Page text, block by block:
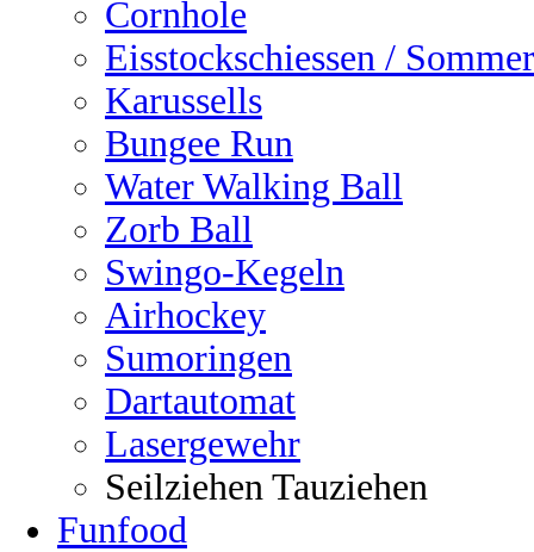
Cornhole
Eisstockschiessen /
Karussells
Bungee Run
Water Walking Ball
Zorb Ball
Swingo-Kegeln
Airhockey
Sumoringen
Dartautomat
Lasergewehr
Seilziehen Tauziehen
Funfood